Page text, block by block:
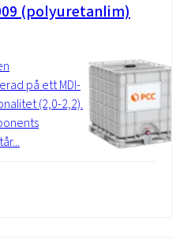
(polyuretanlim)
på ett MDI-
(2,0-2,2).